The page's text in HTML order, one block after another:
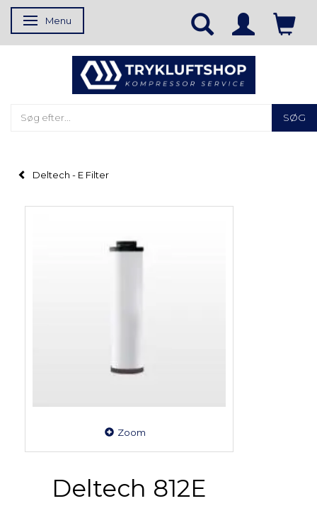
Skifte navigation
Menu
SØG
Deltech - E Filter
Zoom
Deltech 812E